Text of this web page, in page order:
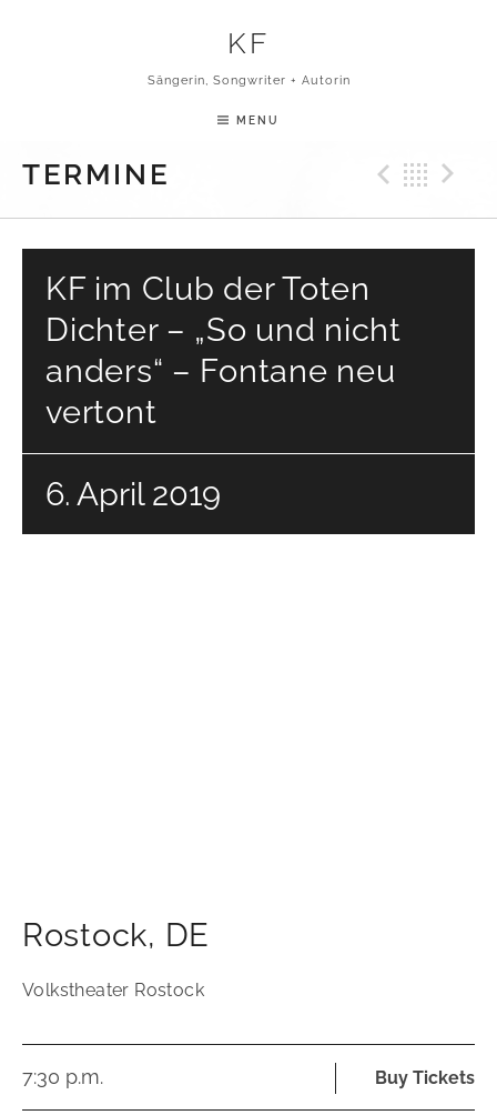
KF
Sängerin, Songwriter + Autorin
MENU
TERMINE
KF im Club der Toten
Dichter – „So und nicht
anders“ – Fontane neu
vertont
6. April 2019
Rostock, DE
Volkstheater Rostock
7:30 p.m. Buy Tickets